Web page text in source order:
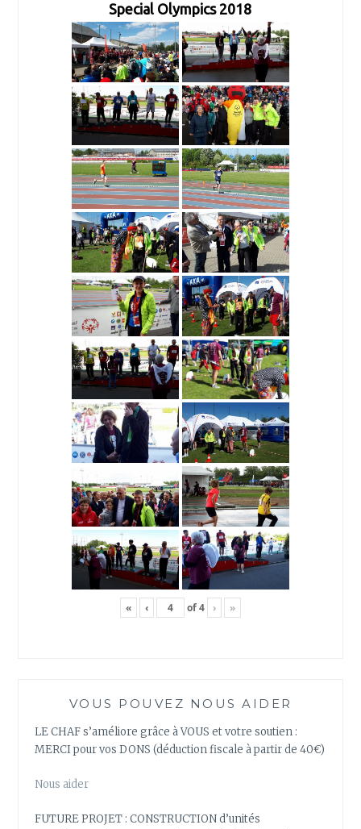
Special Olympics 2018
« ‹ of4 › »
VOUS POUVEZ NOUS AIDER
LE CHAF s’améliore grâce à VOUS et votre soutien :
MERCI pour vos DONS (déduction fiscale à partir de 40€)
Nous aider
FUTURE PROJET : CONSTRUCTION d’unités